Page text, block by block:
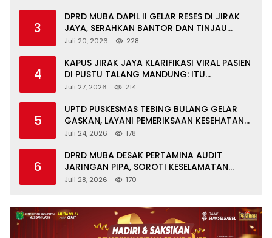
3
DPRD MUBA DAPIL II GELAR RESES DI JIRAK
JAYA, SERAHKAN BANTOR DAN TINJAU
JALAN RUSAK SERTA TPS 3R
Juli 20, 2026 228
4
KAPUS JIRAK JAYA KLARIFIKASI VIRAL PASIEN
DI PUSTU TALANG MANDUNG: ITU
MISKOMUNIKASI
Juli 27, 2026 214
5
UPTD PUSKESMAS TEBING BULANG GELAR
GASKAN, LAYANI PEMERIKSAAN KESEHATAN
GRATIS UNTUK ASN DI SUNGAI KERUH
Juli 24, 2026 178
6
DPRD MUBA DESAK PERTAMINA AUDIT
JARINGAN PIPA, SOROTI KESELAMATAN
WARGA JIRAK
Juli 28, 2026 170